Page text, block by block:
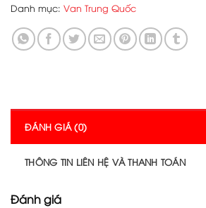
Danh mục: Van Trung Quốc
ĐÁNH GIÁ (0)
THÔNG TIN LIÊN HỆ VÀ THANH TOÁN
Đánh giá